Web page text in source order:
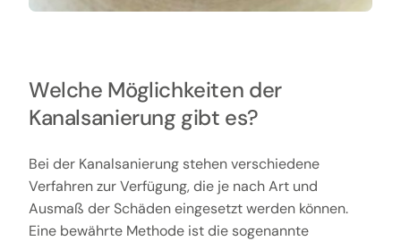
Welche Möglichkeiten der
Kanalsanierung gibt es?
Bei der Kanalsanierung stehen verschiedene
Verfahren zur Verfügung, die je nach Art und
Ausmaß der Schäden eingesetzt werden können.
Eine bewährte Methode ist die sogenannte